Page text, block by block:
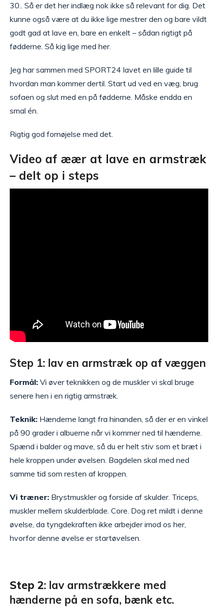
30.. Så er det her indlæg nok ikke så relevant for dig. Det
kunne også være at du ikke lige mestrer den og bare vildt
godt gad at lave en, bare en enkelt – sådan rigtigt på
fødderne. Så kig lige med her.
Jeg har sammen med SPORT24 lavet en lille guide til
hvordan man kommer dertil. Start ud ved en væg, brug
sofaen og slut med en på fødderne. Måske endda en
smal én.
Rigtig god fornøjelse med det.
Video af æær at lave en armstræk
– delt op i steps
Step 1: lav en armstræk op af væggen
Formål: Vi øver teknikken og de muskler vi skal bruge
senere hen i en rigtig armstræk.
Teknik: Hænderne langt fra hinanden, så der er en vinkel
på 90 grader i albuerne når vi kommer ned til hænderne.
Spænd i balder og mave, så du er helt stiv som et bræt i
hele kroppen under øvelsen. Bagdelen skal med ned
samme tid som resten af kroppen.
Vi træner: Brystmuskler og forside af skulder. Triceps,
muskler mellem skulderblade. Core. Dog ret mildt i denne
øvelse, da tyngdekraften ikke arbejder imod os her,
hvorfor denne øvelse er startøvelsen.
Step 2: lav armstrækkere med
hænderne på en sofa, bænk etc.